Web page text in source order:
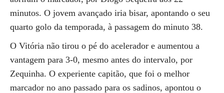
minutos. O jovem avançado iria bisar, apontando o seu
quarto golo da temporada, à passagem do minuto 38.
O Vitória não tirou o pé do acelerador e aumentou a
vantagem para 3-0, mesmo antes do intervalo, por
Zequinha. O experiente capitão, que foi o melhor
marcador no ano passado para os sadinos, apontou o